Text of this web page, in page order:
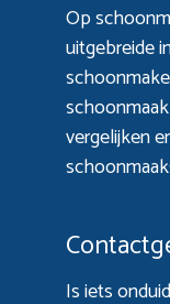
Op
uitgebreide
vergelijken
Is iets